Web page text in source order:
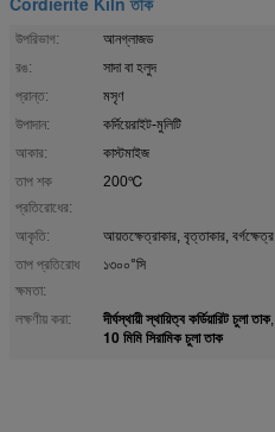
উপরিভাগ:
আনগ্লাজড
রঙ:
সাদা বা হলুদ
প্রান্ত:
মসৃণ
উপাদান:
কর্দিয়েরাইট-মুলিটি
আকার:
কাস্টমাইজ
তাপ শক
প্রতিরোধের:
200℃
আকৃতি:
আয়তক্ষেত্রাকার, বৃত্তাকার, বর্গক্ষেত্র
তাপ প্রতিরোধ
ক্ষমতা:
১৩০০°সি
লক্ষণীয় করা: দীর্ঘস্থায়ী স্থায়িত্ব কর্ডিয়ারিট চুলা তাক,
10 মিমি সিরামিক চুলা তাক